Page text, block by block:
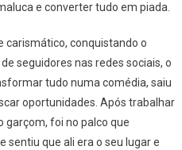
Bahia
e converter tudo em piada.
carismático, conquistando o
seguidores nas redes sociais, o
tudo numa comédia, saiu
oportunidades. Após trabalhar
garçom, foi no palco que
sentiu que ali era o seu lugar e